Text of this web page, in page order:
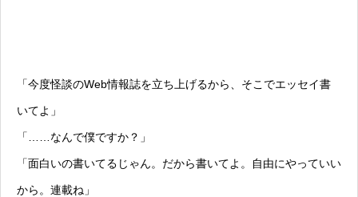
「今度怪談のWeb情報誌を立ち上げるから、そこでエッセイ書
いてよ」
「……なんで僕ですか？」
「面白いの書いてるじゃん。だから書いてよ。自由にやっていい
から。連載ね」